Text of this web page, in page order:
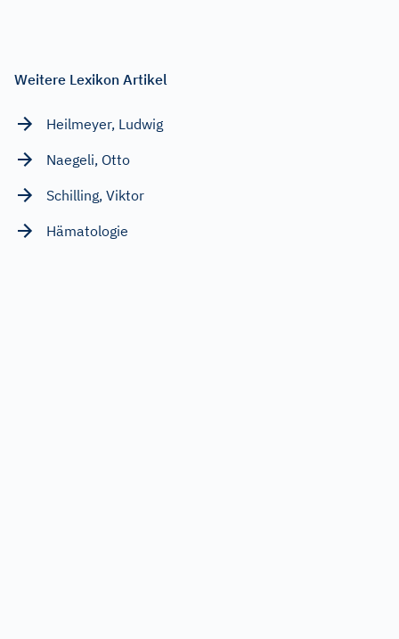
Weitere Lexikon Artikel
Heilmeyer, Ludwig
Naegeli, Otto
Schilling, Viktor
Hämatologie